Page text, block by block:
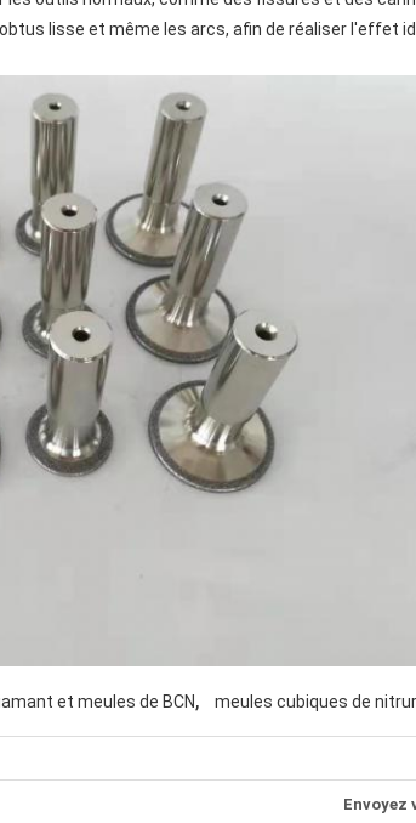
lisse et même les arcs, afin de réaliser l'effet
et meules de BCN, meules cubiques de
Envoyez